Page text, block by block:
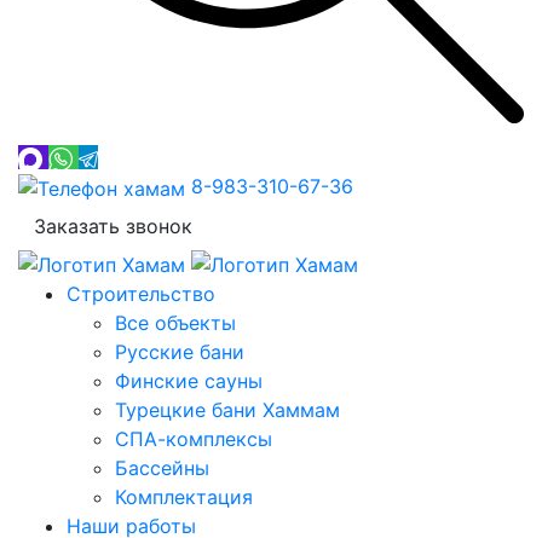
8-983-310-67-36
Заказать звонок
Строительство
Все объекты
Русские бани
Финские сауны
Турецкие бани Хаммам
СПА-комплексы
Бассейны
Комплектация
Наши работы